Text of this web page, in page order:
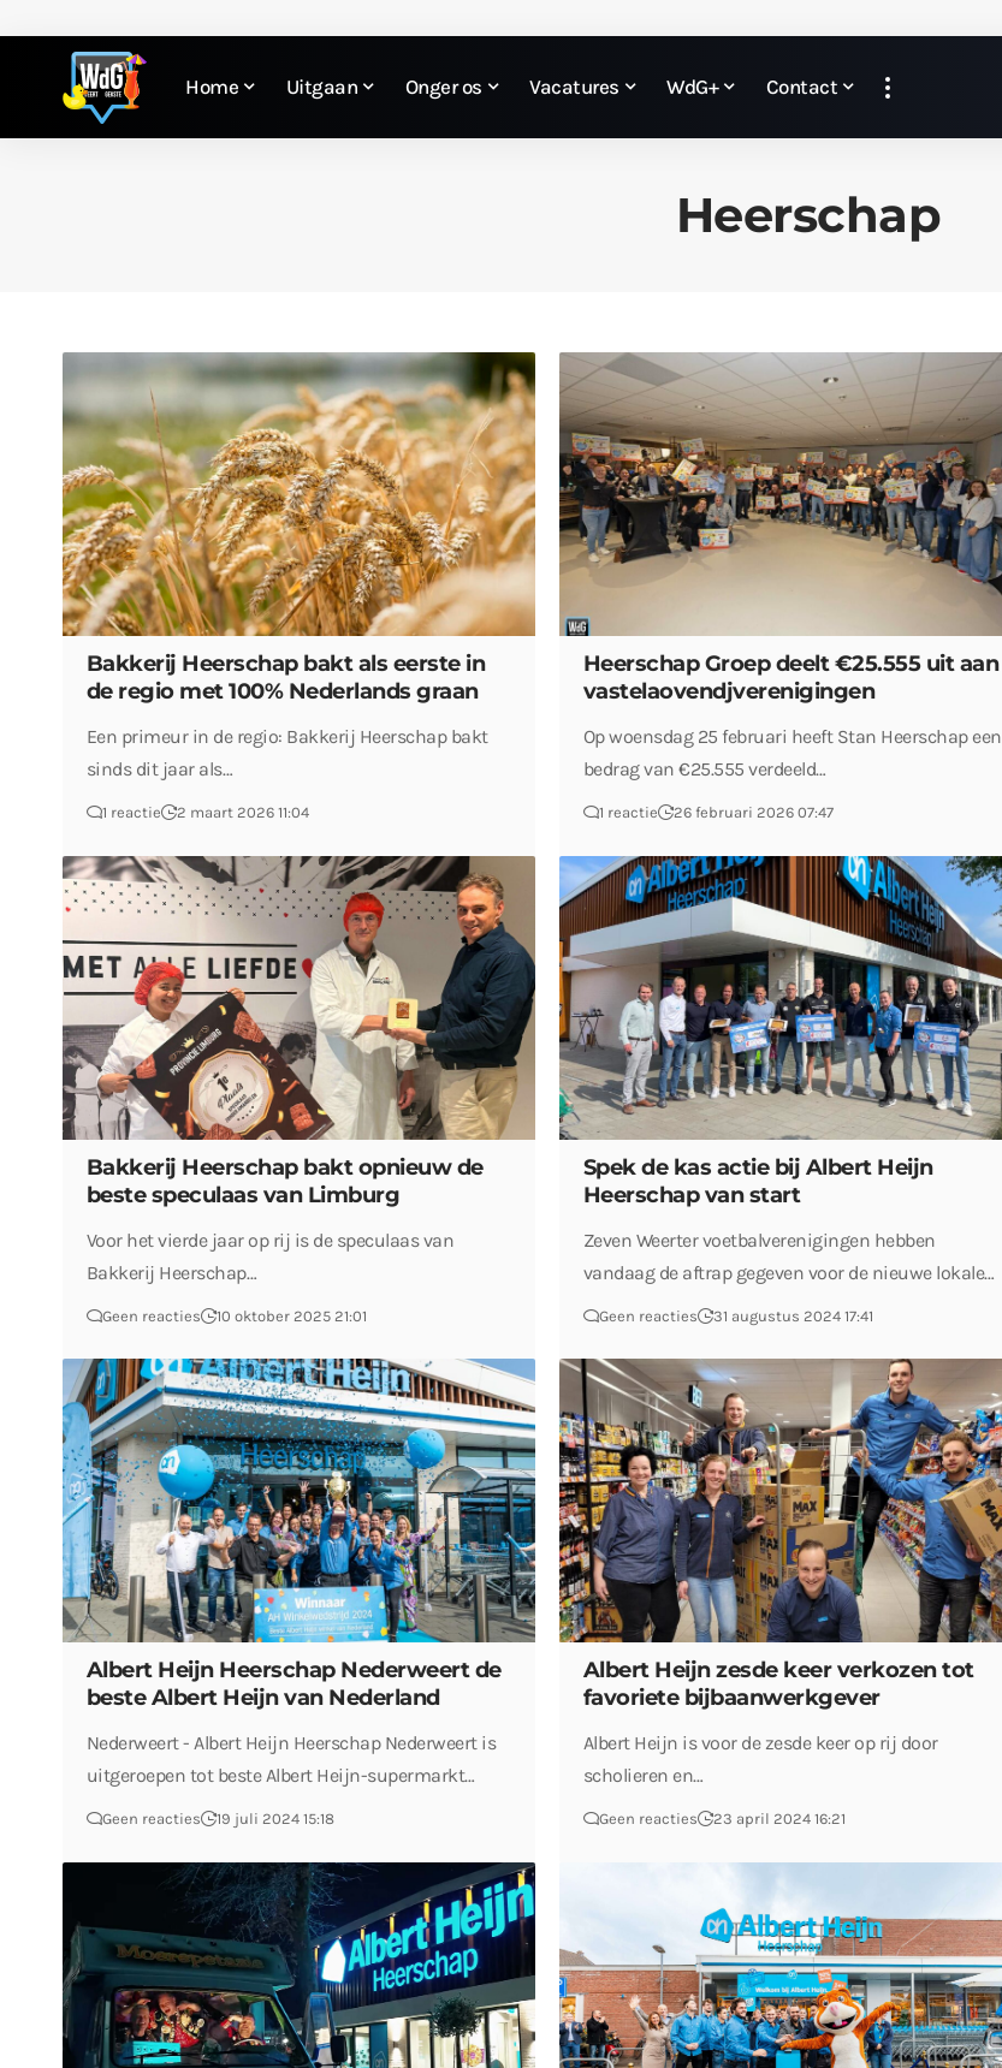
Home Uitgaan Onger os Vacatures WdG+ Contact
Heerschap
Bakkerij Heerschap bakt als eerste in
de regio met 100% Nederlands graan
Een primeur in de regio: Bakkerij Heerschap bakt
sinds dit jaar als…
1 reactie 2 maart 2026 11:04
Heerschap Groep deelt €25.555 uit aan
vastelaovendjverenigingen
Op woensdag 25 februari heeft Stan Heerschap een
bedrag van €25.555 verdeeld…
1 reactie 26 februari 2026 07:47
Bakkerij Heerschap bakt opnieuw de
beste speculaas van Limburg
Voor het vierde jaar op rij is de speculaas van
Bakkerij Heerschap…
Geen reacties 10 oktober 2025 21:01
Spek de kas actie bij Albert Heijn
Heerschap van start
Zeven Weerter voetbalverenigingen hebben
vandaag de aftrap gegeven voor de nieuwe lokale…
Geen reacties 31 augustus 2024 17:41
Albert Heijn Heerschap Nederweert de
beste Albert Heijn van Nederland
Nederweert - Albert Heijn Heerschap Nederweert is
uitgeroepen tot beste Albert Heijn-supermarkt…
Geen reacties 19 juli 2024 15:18
Albert Heijn zesde keer verkozen tot
favoriete bijbaanwerkgever
Albert Heijn is voor de zesde keer op rij door
scholieren en…
Geen reacties 23 april 2024 16:21